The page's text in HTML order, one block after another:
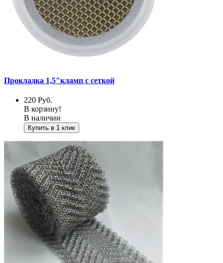
Прокладка 1,5"кламп с сеткой
220 Руб.
В корзину!
В наличии
Купить в 1 клик